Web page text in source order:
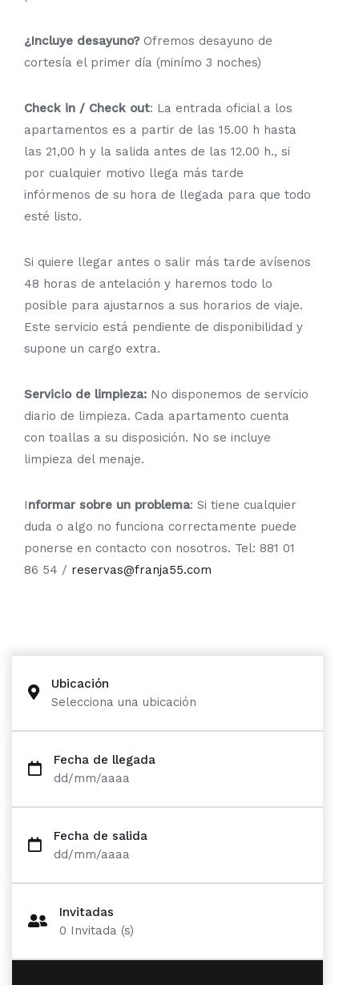
¿Incluye desayuno? Ofremos desayuno de
cortesía el primer día (minímo 3 noches)
Check in / Check out: La entrada oficial a los
apartamentos es a partir de las 15.00 h hasta
las 21,00 h y la salida antes de las 12.00 h., si
por cualquier motivo llega más tarde
infórmenos de su hora de llegada para que todo
esté listo.
Si quiere llegar antes o salir más tarde avísenos
48 horas de antelación y haremos todo lo
posible para ajustarnos a sus horarios de viaje.
Este servicio está pendiente de disponibilidad y
supone un cargo extra.
Servicio de limpieza: No disponemos de servicio
diario de limpieza. Cada apartamento cuenta
con toallas a su disposición. No se incluye
limpieza del menaje.
Informar sobre un problema: Si tiene cualquier
duda o algo no funciona correctamente puede
ponerse en contacto con nosotros. Tel: 881 01
86 54 / reservas@franja55.com
Ubicación
Selecciona una ubicación
Fecha de llegada
dd/mm/aaaa
Fecha de salida
dd/mm/aaaa
Invitadas
0 Invitada (s)